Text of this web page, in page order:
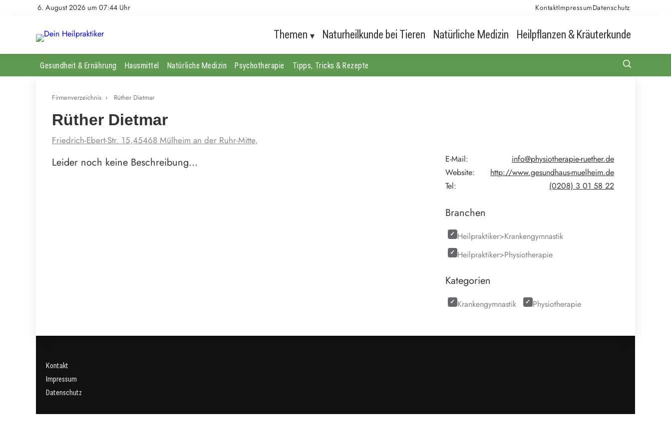
6. August 2026 um 07:44 Uhr KontaktImpressumDatenschutz
Themen Naturheilkunde bei Tieren Natürliche Medizin Heilpflanzen & Kräuterkunde
Gesundheit & Ernährung Hausmittel Natürliche Medizin Psychotherapie Tipps, Tricks & Rezepte
Firmenverzeichnis › Rüther Dietmar
Rüther Dietmar
Friedrich-Ebert-Str. 15,45468 Mülheim an der Ruhr-Mitte,
Leider noch keine Beschreibung… E-Mail:
info@physiotherapie-ruether.de
Website:
http://www.gesundhaus-muelheim.de
Tel:
(0208) 3 01 58 22
Branchen
Heilpraktiker>Krankengymnastik
Heilpraktiker>Physiotherapie
Kategorien
Krankengymnastik Physiotherapie
Kontakt
Impressum
Datenschutz